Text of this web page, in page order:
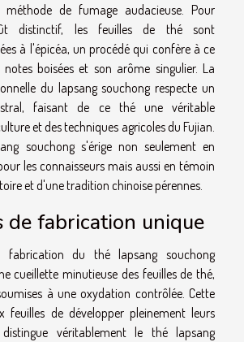
de fumage audacieuse. Pour
distinctif, les feuilles de thé sont
à l'épicéa, un procédé qui confère à ce
boisées et son arôme singulier. La
du lapsang souchong respecte un
faisant de ce thé une véritable
et des techniques agricoles du Fujian.
souchong s'érige non seulement en
les connaisseurs mais aussi en témoin
et d'une tradition chinoise pérennes.
de fabrication unique
fabrication du thé lapsang souchong
cueillette minutieuse des feuilles de thé,
à une oxydation contrôlée. Cette
feuilles de développer pleinement leurs
véritablement le thé lapsang